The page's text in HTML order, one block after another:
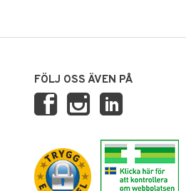
FÖLJ OSS ÄVEN PÅ